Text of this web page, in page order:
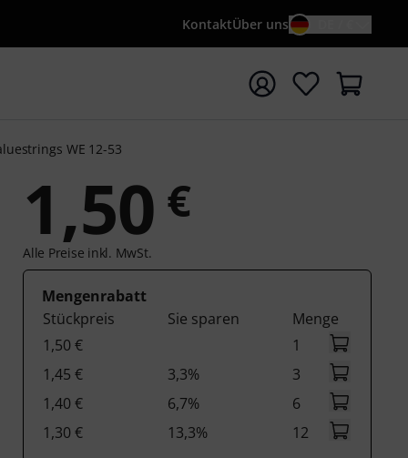
KontaktÜber uns
mit Suchwort {searchTerm} starten
WE 12-53
1,50 €
Alle Preise inkl. MwSt.
Mengenrabatt
Stückpreis
Sie sparen
Menge
1,50 €
1
1,45 €
3,3%
3
1,40 €
6,7%
6
1,30 €
13,3% 12